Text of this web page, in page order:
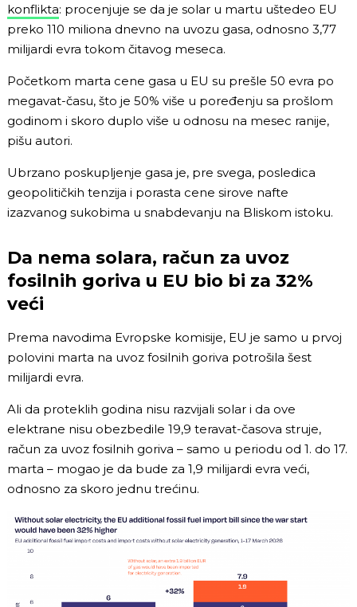
konflikta: procenjuje se da je solar u martu uštedeo EU
preko 110 miliona dnevno na uvozu gasa, odnosno 3,77
milijardi evra tokom čitavog meseca.
Početkom marta cene gasa u EU su prešle 50 evra po
megavat-času, što je 50% više u poređenju sa prošlom
godinom i skoro duplo više u odnosu na mesec ranije,
pišu autori.
Ubrzano poskupljenje gasa je, pre svega, posledica
geopolitičkih tenzija i porasta cene sirove nafte
izazvanog sukobima u snabdevanju na Bliskom istoku.
Da nema solara, račun za uvoz
fosilnih goriva u EU bio bi za 32%
veći
Prema navodima Evropske komisije, EU je samo u prvoj
polovini marta na uvoz fosilnih goriva potrošila šest
milijardi evra.
Ali da proteklih godina nisu razvijali solar i da ove
elektrane nisu obezbedile 19,9 teravat-časova struje,
račun za uvoz fosilnih goriva – samo u periodu od 1. do 17.
marta – mogao je da bude za 1,9 milijardi evra veći,
odnosno za skoro jednu trećinu.